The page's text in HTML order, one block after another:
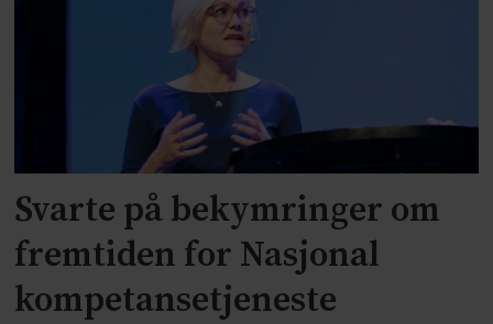
Svarte på bekymringer om
fremtiden for Nasjonal
kompetansetjeneste